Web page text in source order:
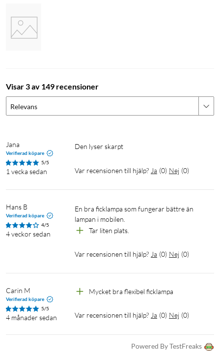
Visar 3 av 149 recensioner
Relevans
Jana
Verifierad köpare
5/5
1 vecka sedan
den lyser skarpt
Var recensionen till hjälp? Ja (0) Nej (0)
Hans B
Verifierad köpare
4/5
4 veckor sedan
En bra ficklampa som fungerar bättre än
lampan i mobilen.
Tar liten plats.
Var recensionen till hjälp? Ja (0) Nej (0)
Carin M
Verifierad köpare
5/5
4 månader sedan
Mycket bra flexibel ficklampa
Var recensionen till hjälp? Ja (0) Nej (0)
Powered By TestFreaks